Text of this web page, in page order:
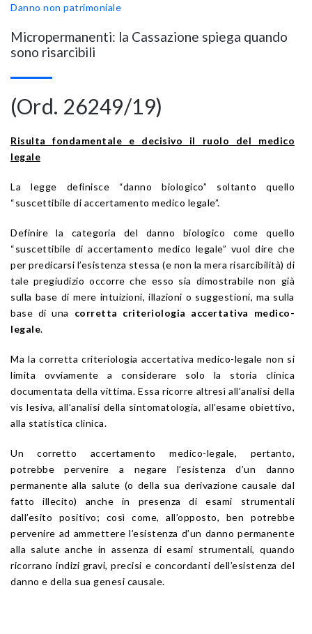
Danno non patrimoniale
Micropermanenti: la Cassazione spiega quando
sono risarcibili
(Ord. 26249/19)
Risulta fondamentale e decisivo il ruolo del medico
legale
La legge definisce “danno biologico” soltanto quello
“suscettibile di accertamento medico legale”.
Definire la categoria del danno biologico come quello
“suscettibile di accertamento medico legale” vuol dire che
per predicarsi l’esistenza stessa (e non la mera risarcibilità) di
tale pregiudizio occorre che esso sia dimostrabile non già
sulla base di mere intuizioni, illazioni o suggestioni, ma sulla
base di una corretta criteriologia accertativa medico-
legale.
Ma la corretta criteriologia accertativa medico-legale non si
limita ovviamente a considerare solo la storia clinica
documentata della vittima. Essa ricorre altresì all’analisi della
vis lesiva, all’analisi della sintomatologia, all’esame obiettivo,
alla statistica clinica.
Un corretto accertamento medico-legale, pertanto,
potrebbe pervenire a negare l’esistenza d’un danno
permanente alla salute (o della sua derivazione causale dal
fatto illecito) anche in presenza di esami strumentali
dall’esito positivo; così come, all’opposto, ben potrebbe
pervenire ad ammettere l’esistenza d’un danno permanente
alla salute anche in assenza di esami strumentali, quando
ricorrano indizi gravi, precisi e concordanti dell’esistenza del
danno e della sua genesi causale.